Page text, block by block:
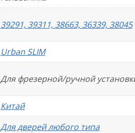
39291, 39311, 38663, 36339, 38045
Urban SLIM
Для фрезерной/ручной
Китай
Для дверей любого типа